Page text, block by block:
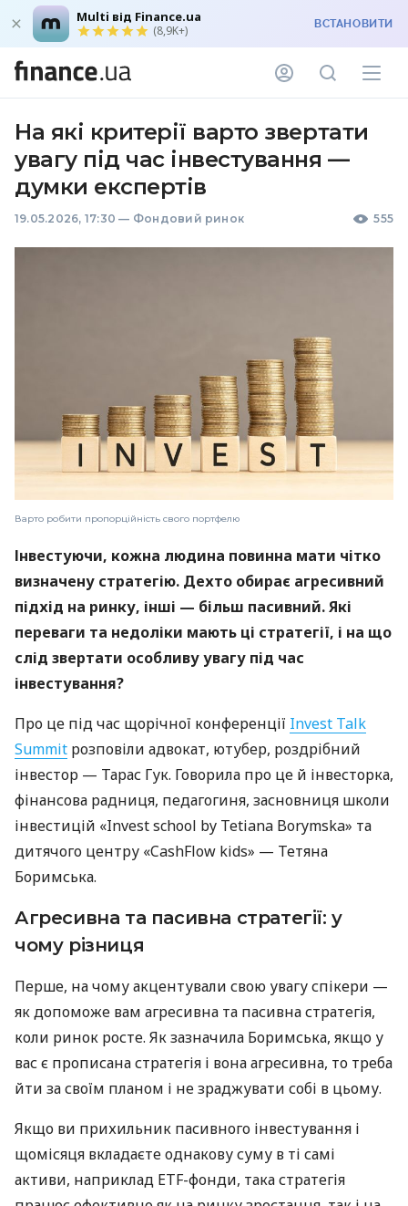
Multi від Finance.ua
(8,9K+) ВСТАНОВИТИ
На які критерії варто звертати
увагу під час інвестування —
думки експертів
19.05.2026, 17:30 — Фондовий ринок 555
Варто робити пропорційність свого портфелю
Інвестуючи, кожна людина повинна мати чітко
визначену стратегію. Дехто обирає агресивний
підхід на ринку, інші — більш пасивний. Які
переваги та недоліки мають ці стратегії, і на що
слід звертати особливу увагу під час
інвестування?
Про це під час щорічної конференції Invest Talk
Summit розповіли адвокат, ютубер, роздрібний
інвестор — Тарас Гук. Говорила про це й інвесторка,
фінансова радниця, педагогиня, засновниця школи
інвестицій «Invest school by Tetiana Borymska» та
дитячого центру «CashFlow kids» — Тетяна
Боримська.
Агресивна та пасивна стратегії: у
чому різниця
Перше, на чому акцентували свою увагу спікери —
як допоможе вам агресивна та пасивна стратегія,
коли ринок росте. Як зазначила Боримська, якщо у
вас є прописана стратегія і вона агресивна, то треба
йти за своїм планом і не зраджувати собі в цьому.
Якщо ви прихильник пасивного інвестування і
щомісяця вкладаєте однакову суму в ті самі
активи, наприклад ETF-фонди, така стратегія